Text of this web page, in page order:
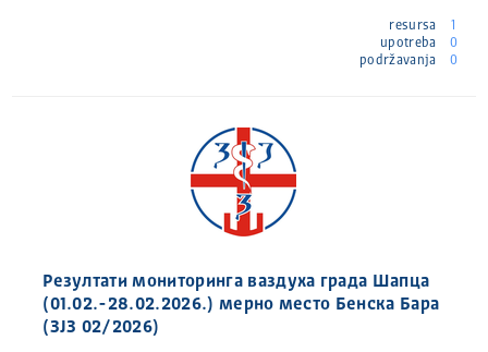
resursa
1
upotreba
0
podržavanja
0
Резултати мониторинга ваздуха града Шапца
(01.02.-28.02.2026.) мерно место Бенска Бара
(ЗЈЗ 02/2026)